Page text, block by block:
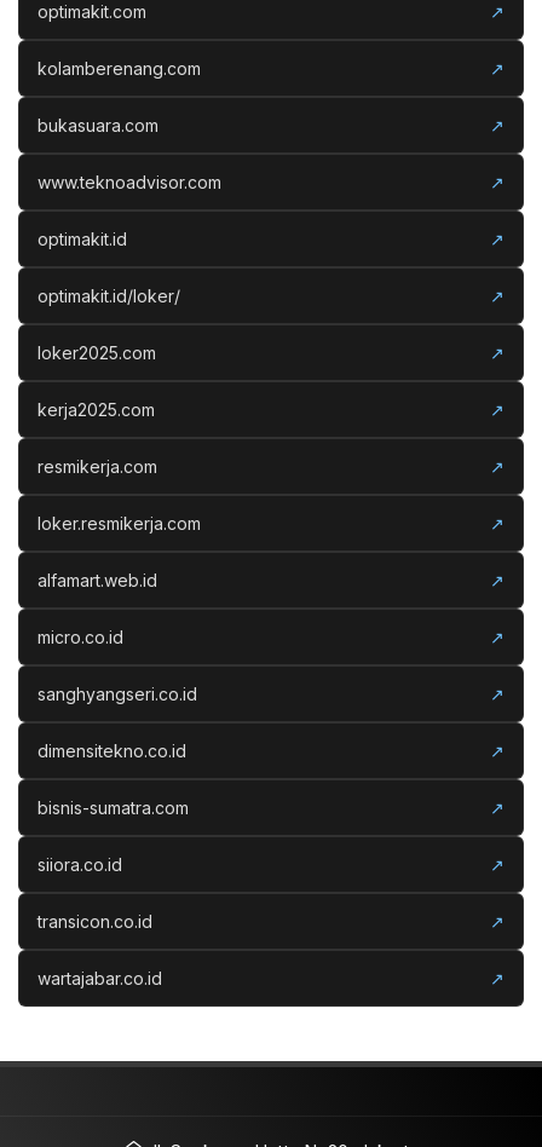
optimakit.com ↗
kolamberenang.com ↗
bukasuara.com ↗
www.teknoadvisor.com ↗
optimakit.id ↗
optimakit.id/loker/ ↗
loker2025.com ↗
kerja2025.com ↗
resmikerja.com ↗
loker.resmikerja.com ↗
alfamart.web.id ↗
micro.co.id ↗
sanghyangseri.co.id ↗
dimensitekno.co.id ↗
bisnis-sumatra.com ↗
siiora.co.id ↗
transicon.co.id ↗
wartajabar.co.id ↗